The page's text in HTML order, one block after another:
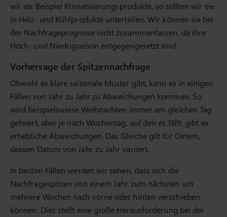
wir als Beispiel Klimatisierungsprodukte, so sollten wir sie
in Heiz- und Kühlprodukte unterteilen. Wir können sie bei
der Nachfrageprognose nicht zusammenfassen, da ihre
Hoch- und Niedrigsaison entgegengesetzt sind.
Vorhersage der Spitzennachfrage
Obwohl es klare saisonale Muster gibt, kann es in einigen
Fällen von Jahr zu Jahr zu Abweichungen kommen. So
wird beispielsweise Weihnachten immer am gleichen Tag
gefeiert, aber je nach Wochentag, auf den es fällt, gibt es
erhebliche Abweichungen. Das Gleiche gilt für Ostern,
dessen Datum von Jahr zu Jahr variiert.
In beiden Fällen werden wir sehen, dass sich die
Nachfragespitzen von einem Jahr zum nächsten um
mehrere Wochen nach vorne oder hinten verschieben
können. Dies stellt eine große Herausforderung bei der